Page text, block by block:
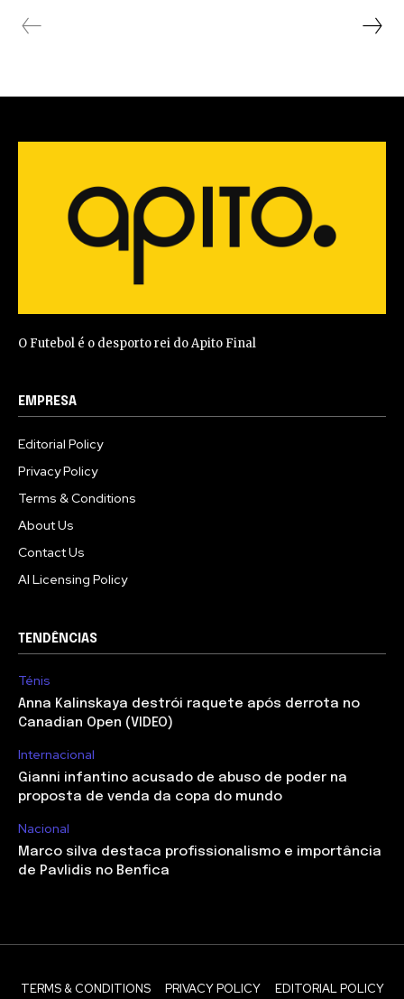
O Futebol é o desporto rei do Apito Final
EMPRESA
Editorial Policy
Privacy Policy
Terms & Conditions
About Us
Contact Us
AI Licensing Policy
TENDÊNCIAS
Ténis
Anna Kalinskaya destrói raquete após derrota no
Canadian Open (VIDEO)
Internacional
Gianni infantino acusado de abuso de poder na
proposta de venda da copa do mundo
Nacional
Marco silva destaca profissionalismo e importância
de Pavlidis no Benfica
TERMS & CONDITIONS PRIVACY POLICY EDITORIAL POLICY